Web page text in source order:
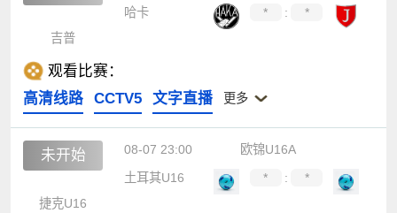
哈卡
* :
*
吉普
观看比赛：
高清线路
CCTV5 文字直播 更多
未开始 08-07 23:00
欧锦U16A
土耳其U16
* :
*
捷克U16